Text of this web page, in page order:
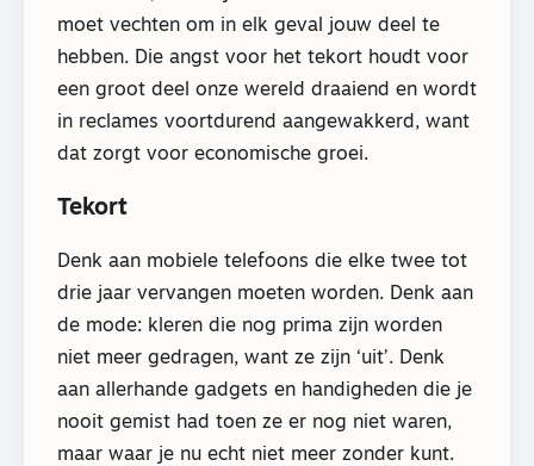
moet vechten om in elk geval jouw deel te
hebben. Die angst voor het tekort houdt voor
een groot deel onze wereld draaiend en wordt
in reclames voortdurend aangewakkerd, want
dat zorgt voor economische groei.
Tekort
Denk aan mobiele telefoons die elke twee tot
drie jaar vervangen moeten worden. Denk aan
de mode: kleren die nog prima zijn worden
niet meer gedragen, want ze zijn ‘uit’. Denk
aan allerhande gadgets en handigheden die je
nooit gemist had toen ze er nog niet waren,
maar waar je nu echt niet meer zonder kunt.